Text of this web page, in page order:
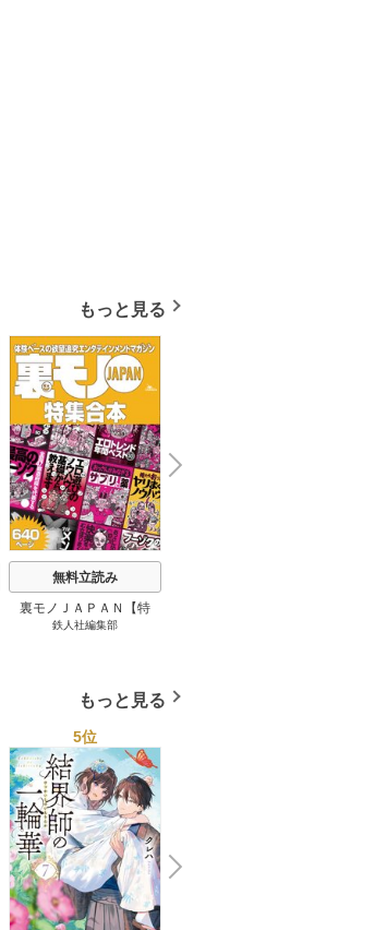
もっと見る
無料立読み
裏モノＪＡＰＡＮ【特
集】★超ボリューム版６
トレンド年間ベスト★お
学ぶ★夢のようなエロい
楽園３０ 1巻
鉄人社編集部
N
e
x
t
もっと見る
5位
N
e
x
t